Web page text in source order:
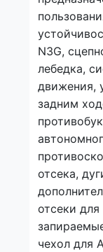
N3G,
лебедка,
движения,
задним
отсека,
отсеки
чехол для